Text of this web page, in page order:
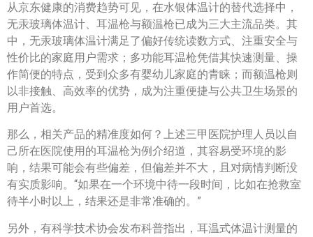
从京东健康的消费趋势可见，在水银体温计的替代选择中，
无汞玻璃体温计、耳温枪与额温枪已成为三大主流品类。其
中，无汞玻璃体温计满足了偏好传统读数方式、注重安全与
性价比的家庭用户需求；多功能耳温枪凭借其快速测量、操
作简便的特点，受到众多有婴幼儿家庭的青睐；而额温枪则
以非接触、高效率的优势，成为注重便捷与公共卫生场景的
用户首选。
那么，相关产品的精准度如何？上述三甲医院护理人员以自
己所在医院使用的耳温枪为例介绍道，其容易受环境的影
响，结果可能会有些偏差，但偏差并不大，且对病情判断没
有实质影响。“如果在一个环境中待一段时间，比如在抢救室
待半小时以上，结果还是非常准确的。”
另外，有科学技术协会发布科普指出，耳温式体温计测量的